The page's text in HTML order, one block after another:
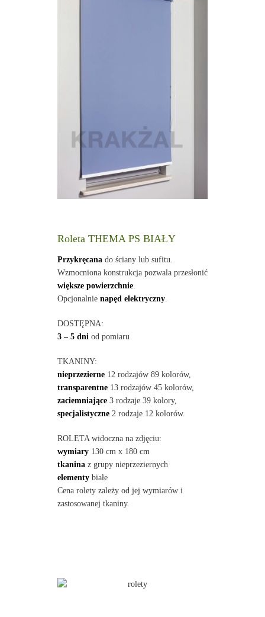
Roleta THEMA PS BIAŁY
Przykręcanado ściany lub sufitu.
Wzmocniona konstrukcja pozwala przesłonić
większe powierzchnie.
Opcjonalnie napęd elektryczny.
DOSTĘPNA:
3 – 5 dniod pomiaru
TKANINY:
nieprzezierne12 rodzajów 89 kolorów,
transparentne13 rodzajów 45 kolorów,
zaciemniające3 rodzaje 39 kolory,
specjalistyczne2 rodzaje 12 kolorów.
ROLETA widoczna na zdjęciu:
wymiary130 cm x 180 cm
tkaninaz grupy nieprzeziernych
elementybiałe
Cena rolety zależy od jej wymiarów i
zastosowanej tkaniny.